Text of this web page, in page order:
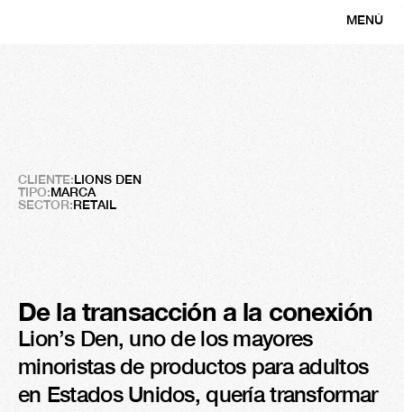
MENÚ
La guarida de leones
Redefinir la fidelidad
través
la intimidad
CLIENTE:LIONS DEN
TIPO:MARCA
SECTOR:RETAIL
De la transacción a la conexión
Lion’s Den, uno de los mayores
minoristas de productos para adultos
en Estados Unidos, quería transformar